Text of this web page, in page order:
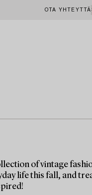
OTA YHTEYTTÄ
of vintage
life this fall, and